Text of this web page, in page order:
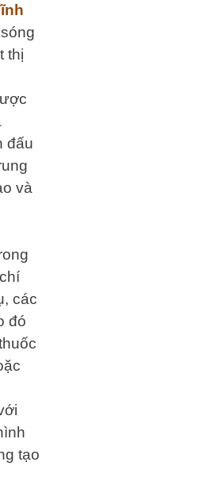
thị
đấu
và
các
đó
tạo